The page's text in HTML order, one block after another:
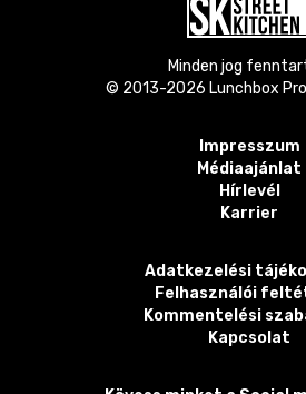
Minden jog
© 2013-2026 Lunchbox
Impresszum
Médiaajánlat
Hírlevél
Karrier
Adatkezelési
Felhasználói
Kommentelési
Kapcsolat